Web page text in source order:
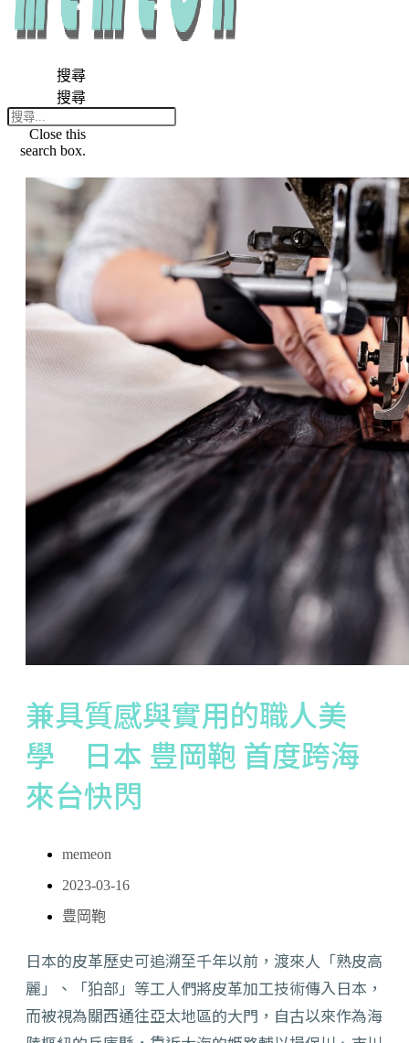
搜尋
搜尋
Close this
search box.
兼具質感與實用的職人美
學 日本 豊岡鞄 首度跨海
來台快閃
memeon
2023-03-16
豊岡鞄
日本的皮革歷史可追溯至千年以前，渡來人「熟皮高
麗」、「狛部」等工人們將皮革加工技術傳入日本，
而被視為關西通往亞太地區的大門，自古以來作為海